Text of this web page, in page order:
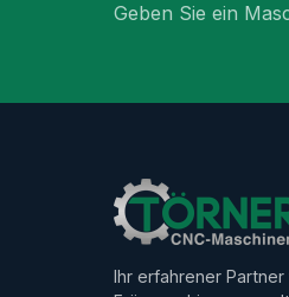
Geben Sie ein
Ihr erfahrener